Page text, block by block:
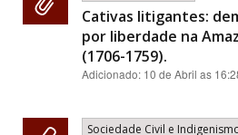
Cativas litigantes:
por liberdade na
(1706-1759).
Adicionado: 10 de Abril as
Sociedade Civil e